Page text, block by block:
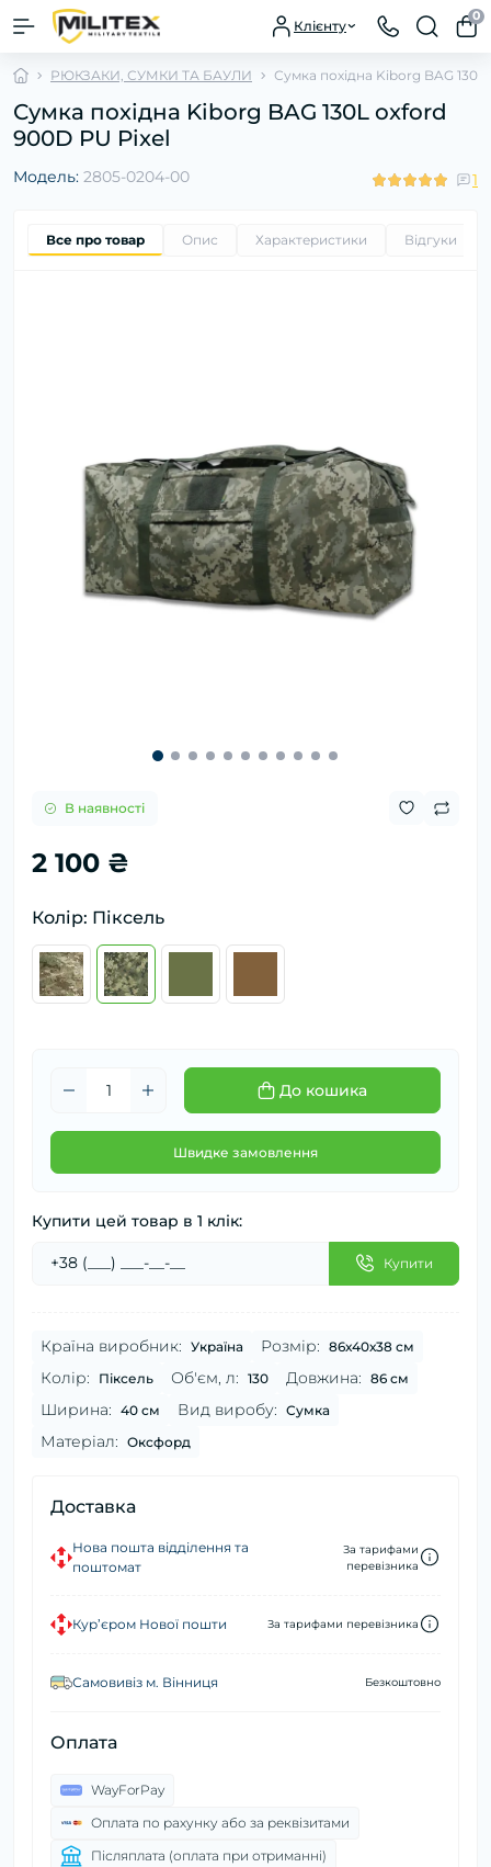
Клієнту
0
РЮКЗАКИ, СУМКИ ТА БАУЛИ Сумка похідна Kiborg BAG
Сумка похідна Kiborg BAG 130L oxford
900D PU Pixel
Модель: 2805-0204-00 1
Все про товар Опис Характеристики Відгуки
В наявності
2 100 ₴
Колір: Піксель
До кошика
Швидке замовлення
Купити цей товар в 1 клік:
Купити
Країна виробник: Україна Розмір: 86х40х38 см
Колір: Піксель Об'єм, л: 130 Довжина: 86 см
Ширина: 40 см Вид виробу: Сумка
Матеріал: Оксфорд
Доставка
Нова пошта відділення та
поштомат
За тарифами
перевізника
Кур’єром Нової пошти За тарифами перевізника
Самовивіз м. Вінниця Безкоштовно
Оплата
WayForPay
Оплата по рахунку або за реквізитами
Післяплата (оплата при отриманні)